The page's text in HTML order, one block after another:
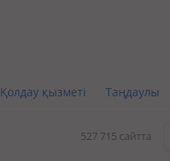
Қолдау қызметі Таңдаулы
527 715 сайтта